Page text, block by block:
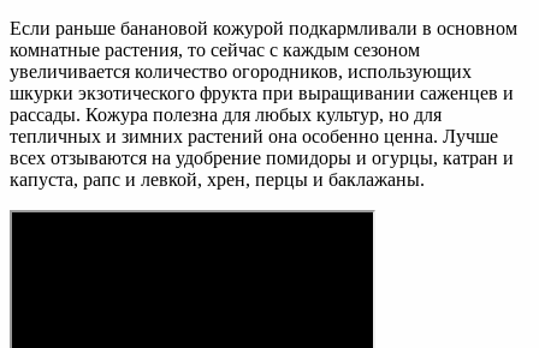
Если раньше банановой кожурой подкармливали в основном
комнатные растения, то сейчас с каждым сезоном
увеличивается количество огородников, использующих
шкурки экзотического фрукта при выращивании саженцев и
рассады. Кожура полезна для любых культур, но для
тепличных и зимних растений она особенно ценна. Лучше
всех отзываются на удобрение помидоры и огурцы, катран и
капуста, рапс и левкой, хрен, перцы и баклажаны.